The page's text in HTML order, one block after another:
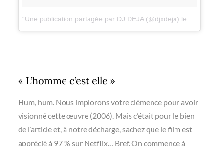
Une publication partagée par DJ DEJA (@djxdeja) le
« L’homme c’est elle »
Hum, hum. Nous implorons votre clémence pour avoir
visionné cette œuvre (2006). Mais c’était pour le bien
de l’article et, à notre décharge, sachez que le film est
apprécié à 97 % sur Netflix… Bref. On commence à